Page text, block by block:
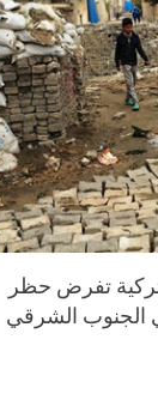
تفرض حظر
الشرقي